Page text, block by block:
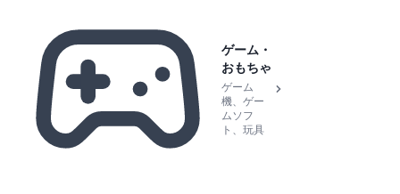
ゲーム・
おもちゃ
ゲーム
機、ゲー
ムソフ
ト、玩具